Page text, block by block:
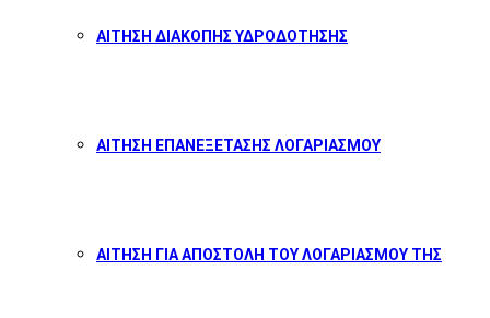
ΑΙΤΗΣΗ ΔΙΑΚΟΠΗΣ ΥΔΡΟΔΟΤΗΣΗΣ
ΑΙΤΗΣΗ ΕΠΑΝΕΞΕΤΑΣΗΣ ΛΟΓΑΡΙΑΣΜΟΥ
ΑΙΤΗΣΗ ΓΙΑ ΑΠΟΣΤΟΛΗ ΤΟΥ ΛΟΓΑΡΙΑΣΜΟΥ ΤΗΣ